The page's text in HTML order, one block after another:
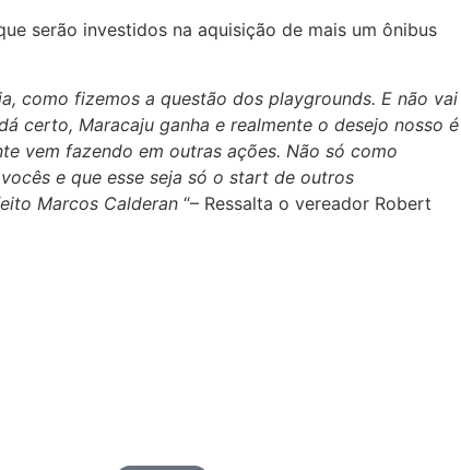
serão investidos na aquisição de mais um ônibus
como fizemos a questão dos playgrounds. E não vai
certo, Maracaju ganha e realmente o desejo nosso é
vem fazendo em outras ações. Não só como
e que esse seja só o start de outros
Marcos Calderan “– Ressalta o vereador Robert